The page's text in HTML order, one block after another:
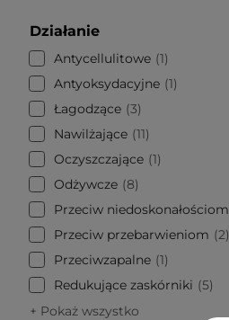
Działanie
Antycellulitowe 1
Antyoksydacyjne 1
Łagodzące 3
Nawilżające 11
Oczyszczające 1
Odżywcze 8
Przeciw niedoskonałościom
Przeciw przebarwieniom
2
Przeciwzapalne 1
Redukujące zaskórniki
5
+ Pokaż wszystko